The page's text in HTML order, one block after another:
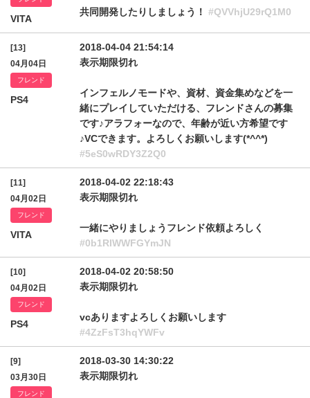
VITA
共同開発したりしましょう！ #QVVhjU29rQ1M0
[13]
04月04日
フレンド
PS4
2018-04-04 21:54:14
表示期限切れ
インフェルノモードや、資材、資金集めなどを一
緒にプレイしていただける、フレンドさんの募集
です♪アラフォーなので、年齢が近い方希望です
♪VCできます。よろしくお願いします(*^^*)
#5eS0wRDY3Z2Q0
[11]
04月02日
フレンド
VITA
2018-04-02 22:18:43
表示期限切れ
一緒にやりましょうフレンド依頼よろしく
#0b1RIWWFGYmJN
[10]
04月02日
フレンド
PS4
2018-04-02 20:58:50
表示期限切れ
vcありますよろしくお願いします
#4ZzFsT3hqYWFv
[9]
03月30日
フレンド
2018-03-30 14:30:22
表示期限切れ